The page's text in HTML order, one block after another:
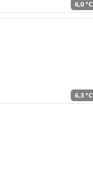
6,0 °C
6,3 °C